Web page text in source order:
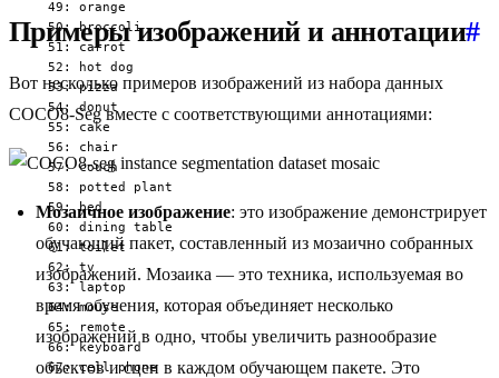
  49: orange
  50: broccoli
  51: carrot
  52: hot dog
  53: pizza
  54: donut
  55: cake
  56: chair
  57: couch
  58: potted plant
  59: bed
  60: dining table
  61: toilet
  62: tv
  63: laptop
  64: mouse
  65: remote
  66: keyboard
  67: cell phone
Примеры изображений и аннотации#
Вот несколько примеров изображений из набора данных
COCO8-Seg вместе с соответствующими аннотациями:
Мозаичное изображение: это изображение демонстрирует
обучающий пакет, составленный из мозаично собранных
изображений. Мозаика — это техника, используемая во
время обучения, которая объединяет несколько
изображений в одно, чтобы увеличить разнообразие
объектов и сцен в каждом обучающем пакете. Это